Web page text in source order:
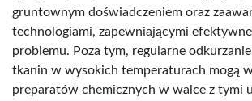
gruntownym doświadczeniem oraz
technologiami, zapewniającymi
problemu. Poza tym, regularne
tkanin w wysokich temperaturach mogą
preparatów chemicznych w walce z tymi